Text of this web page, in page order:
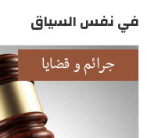
في نفس السياق
جرائم و قضايا